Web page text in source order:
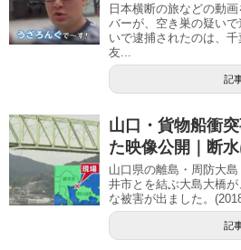
日本横断の旅などの動
バーが、空き巣の疑い
いで逮捕されたのは、
友...
記
山口・貨物船衝
た映像公開｜断
山口県の離島・周防大
井市とを結ぶ大島大橋
な被害が出ました。
記